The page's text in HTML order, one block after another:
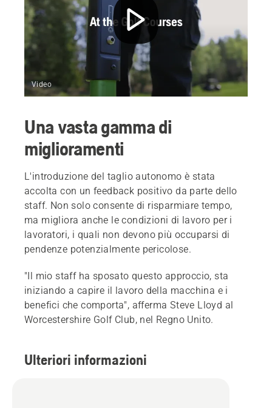
Video
Una vasta gamma di
miglioramenti
L'introduzione del taglio autonomo è stata
accolta con un feedback positivo da parte dello
staff. Non solo consente di risparmiare tempo,
ma migliora anche le condizioni di lavoro per i
lavoratori, i quali non devono più occuparsi di
pendenze potenzialmente pericolose.
"Il mio staff ha sposato questo approccio, sta
iniziando a capire il lavoro della macchina e i
benefici che comporta", afferma Steve Lloyd al
Worcestershire Golf Club, nel Regno Unito.
Ulteriori informazioni